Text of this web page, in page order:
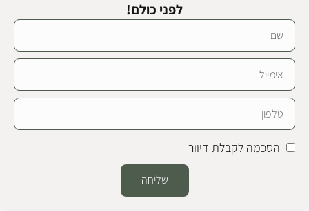
לפני כולם!
הסכמה לקבלת דיוור
שליחה